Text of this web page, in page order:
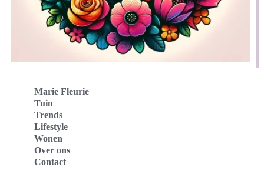
Marie Fleurie
Tuin
Trends
Lifestyle
Wonen
Over ons
Contact